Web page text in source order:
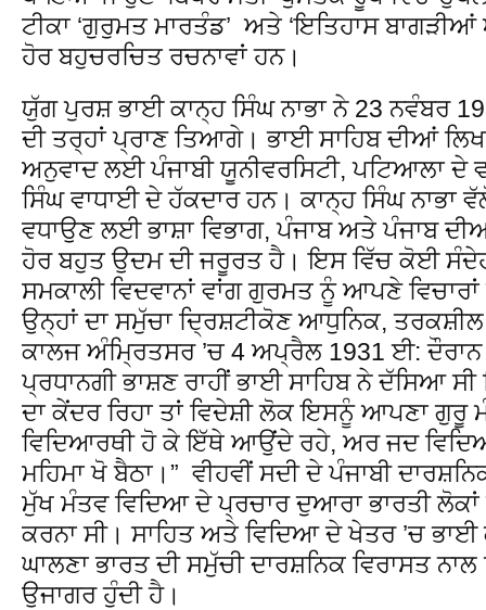
ਟੀਕਾ ‘ਗੁਰੁਮਤ ਮਾਰਤੰਡ’ ਅਤੇ ‘ਇਤਿਹਾਸ
ਹੋਰ ਬਹੁਚਰਚਿਤ ਰਚਨਾਵਾਂ ਹਨ।
ਯੁੱਗ ਪੁਰਸ਼ ਭਾਈ ਕਾਨ੍ਹ ਸਿੰਘ ਨਾਭਾ ਨੇ 23 ਨਵੰਬਰ
ਦੀ ਤਰ੍ਹਾਂ ਪ੍ਰਾਣ ਤਿਆਗੇ। ਭਾਈ ਸਾਹਿਬ ਦੀਆਂ
ਅਨੁਵਾਦ ਲਈ ਪੰਜਾਬੀ ਯੂਨੀਵਰਸਿਟੀ, ਪਟਿਆਲਾ ਦੇ
ਸਿੰਘ ਵਾਧਾਈ ਦੇ ਹੱਕਦਾਰ ਹਨ। ਕਾਨ੍ਹ ਸਿੰਘ
ਵਧਾਉਣ ਲਈ ਭਾਸ਼ਾ ਵਿਭਾਗ, ਪੰਜਾਬ ਅਤੇ ਪੰਜਾਬ
ਹੋਰ ਬਹੁਤ ਉਦਮ ਦੀ ਜਰੂਰਤ ਹੈ। ਇਸ ਵਿੱਚ ਕੋਈ
ਸਮਕਾਲੀ ਵਿਦਵਾਨਾਂ ਵਾਂਗ ਗੁਰਮਤ ਨੂੰ ਆਪਣੇ
ਉਨ੍ਹਾਂ ਦਾ ਸਮੁੱਚਾ ਦ੍ਰਿਸ਼ਟੀਕੋਣ ਆਧੁਨਿਕ,
ਕਾਲਜ ਅੰਮ੍ਰਿਤਸਰ ’ਚ 4 ਅਪ੍ਰੈਲ 1931 ਈ:
ਪ੍ਰਧਾਨਗੀ ਭਾਸ਼ਣ ਰਾਹੀਂ ਭਾਈ ਸਾਹਿਬ ਨੇ ਦੱਸਿਆ
ਦਾ ਕੇਂਦਰ ਰਿਹਾ ਤਾਂ ਵਿਦੇਸ਼ੀ ਲੋਕ ਇਸਨੂੰ ਆਪਣਾ
ਵਿਦਿਆਰਥੀ ਹੋ ਕੇ ਇੱਥੇ ਆਉਂਦੇ ਰਹੇ, ਅਰ ਜਦ ਵਿਦਿਆ
ਮਹਿਮਾ ਖੋ ਬੈਠਾ।” ਵੀਹਵੀਂ ਸਦੀ ਦੇ ਪੰਜਾਬੀ
ਮੁੱਖ ਮੰਤਵ ਵਿਦਿਆ ਦੇ ਪ੍ਰਚਾਰ ਦੁਆਰਾ ਭਾਰਤੀ
ਕਰਨਾ ਸੀ। ਸਾਹਿਤ ਅਤੇ ਵਿਦਿਆ ਦੇ ਖੇਤਰ ’ਚ ਭਾਈ
ਘਾਲਣਾ ਭਾਰਤ ਦੀ ਸਮੁੱਚੀ ਦਾਰਸ਼ਨਿਕ ਵਿਰਾਸਤ
ਉਜਾਗਰ ਹੁੰਦੀ ਹੈ।